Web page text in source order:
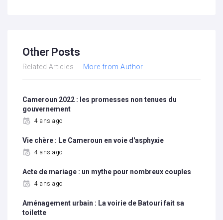
Other Posts
Related Articles More from Author
Cameroun 2022 : les promesses non tenues du
gouvernement
4 ans ago
Vie chère : Le Cameroun en voie d'asphyxie
4 ans ago
Acte de mariage : un mythe pour nombreux couples
4 ans ago
Aménagement urbain : La voirie de Batouri fait sa
toilette